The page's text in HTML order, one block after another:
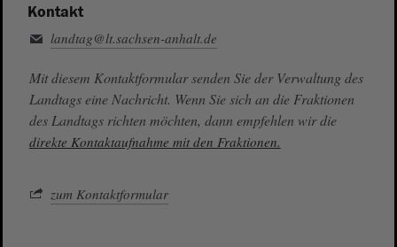
Kontakt
landtag@lt.sachsen-anhalt.de
Mit diesem Kontaktformular senden Sie der Verwaltung des
Landtags eine Nachricht. Wenn Sie sich an die Fraktionen
des Landtags richten möchten, dann empfehlen wir die
direkte Kontaktaufnahme mit den Fraktionen.
zum Kontaktformular